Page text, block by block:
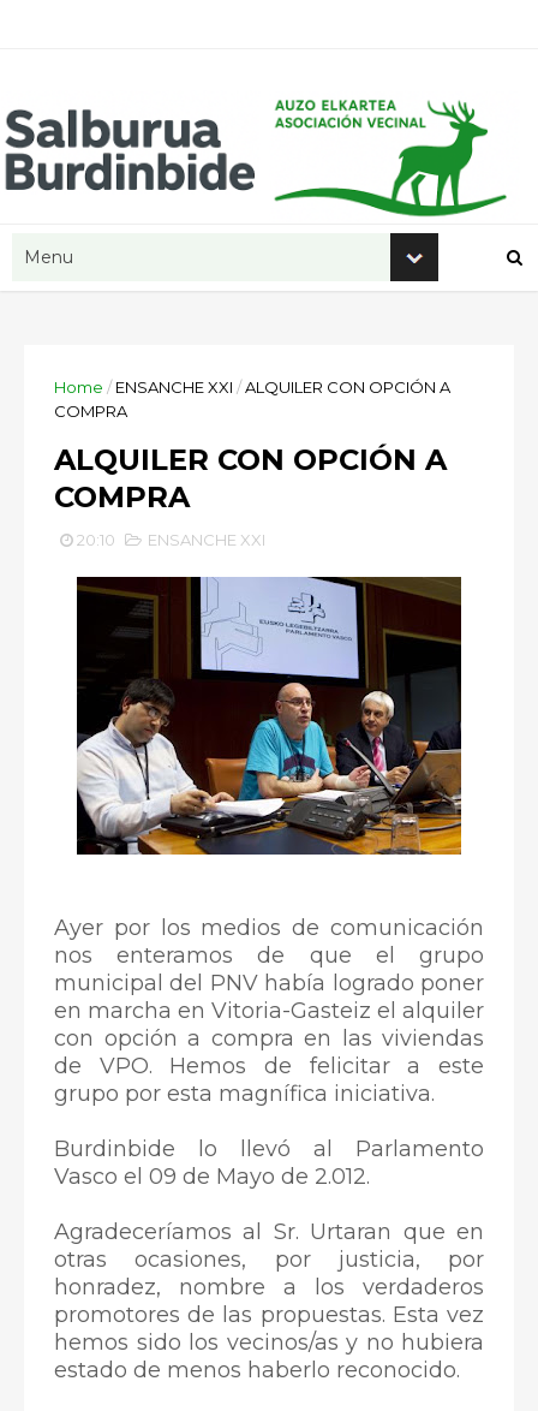
Home / ENSANCHE XXI /ALQUILER CON OPCIÓN A
COMPRA
ALQUILER CON OPCIÓN A
COMPRA
20:10 ENSANCHE XXI
Ayer por los medios de comunicación
nos enteramos de que el grupo
municipal del PNV había logrado poner
en marcha en Vitoria-Gasteiz el alquiler
con opción a compra en las viviendas
de VPO. Hemos de felicitar a este
grupo por esta magnífica iniciativa.
Burdinbide lo llevó al Parlamento
Vasco el 09 de Mayo de 2.012.
Agradeceríamos al Sr. Urtaran que en
otras ocasiones, por justicia, por
honradez, nombre a los verdaderos
promotores de las propuestas. Esta vez
hemos sido los vecinos/as y no hubiera
estado de menos haberlo reconocido.